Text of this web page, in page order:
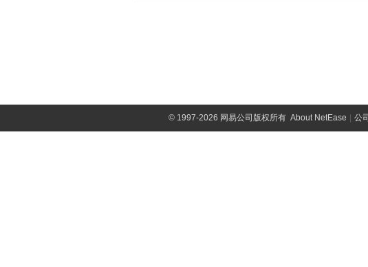
©1997-2026 网易公司版权所有 About NetEase 公